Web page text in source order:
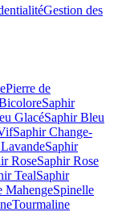
Gestion des
Pierre de
Saphir
GlacéSaphir Bleu
Saphir Change-
Saphir
RoseSaphir Rose
TealSaphir
MahengeSpinelle
Tourmaline